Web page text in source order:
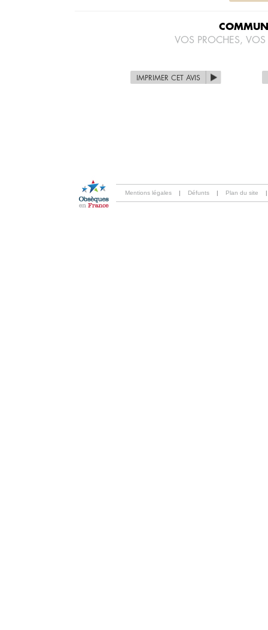
VOS PROCHES,
IMPRIMER CET AVIS
Mentions légales | Défunts | Plan du site |